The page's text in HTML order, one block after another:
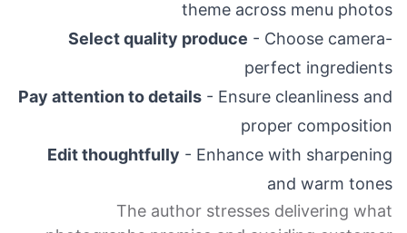
theme across menu photos
Select quality produce - Choose camera-
perfect ingredients
Pay attention to details - Ensure cleanliness and
proper composition
Edit thoughtfully - Enhance with sharpening
and warm tones
The author stresses delivering what